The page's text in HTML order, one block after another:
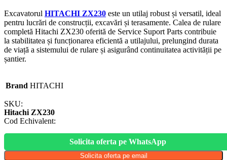
Excavatorul HITACHI ZX230 este un utilaj robust și versatil, ideal
pentru lucrări de construcții, excavări și terasamente. Calea de rulare
completă Hitachi ZX230 oferită de Service Suport Parts contribuie
la stabilitatea și funcționarea eficientă a utilajului, prelungind durata
de viață a sistemului de rulare și asigurând continuitatea activității pe
șantier.
Brand HITACHI
SKU:
Hitachi ZX230
Cod Echivalent:
Solicita oferta pe WhatsApp
Solicita oferta pe email